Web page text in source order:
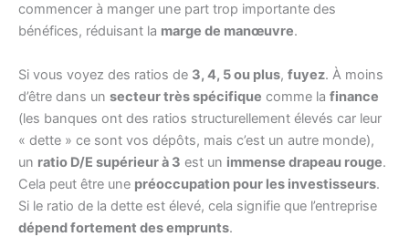
commencer à manger une part trop importante des
bénéfices, réduisant la marge de manœuvre.
Si vous voyez des ratios de 3, 4, 5 ou plus, fuyez. À moins
d’être dans un secteur très spécifique comme la finance
(les banques ont des ratios structurellement élevés car leur
« dette » ce sont vos dépôts, mais c’est un autre monde),
un ratio D/E supérieur à 3 est un immense drapeau rouge.
Cela peut être une préoccupation pour les investisseurs.
Si le ratio de la dette est élevé, cela signifie que l’entreprise
dépend fortement des emprunts.